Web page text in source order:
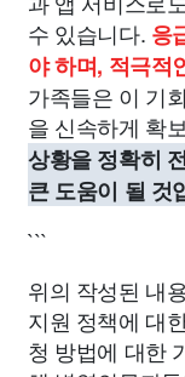
수 있습니다. 응
야 하며, 적극적
가족들은 이 기
을 신속하게 확
상황을 정확히
큰 도움이 될 것
```
위의 작성된 내
지원 정책에 대
청 방법에 대한